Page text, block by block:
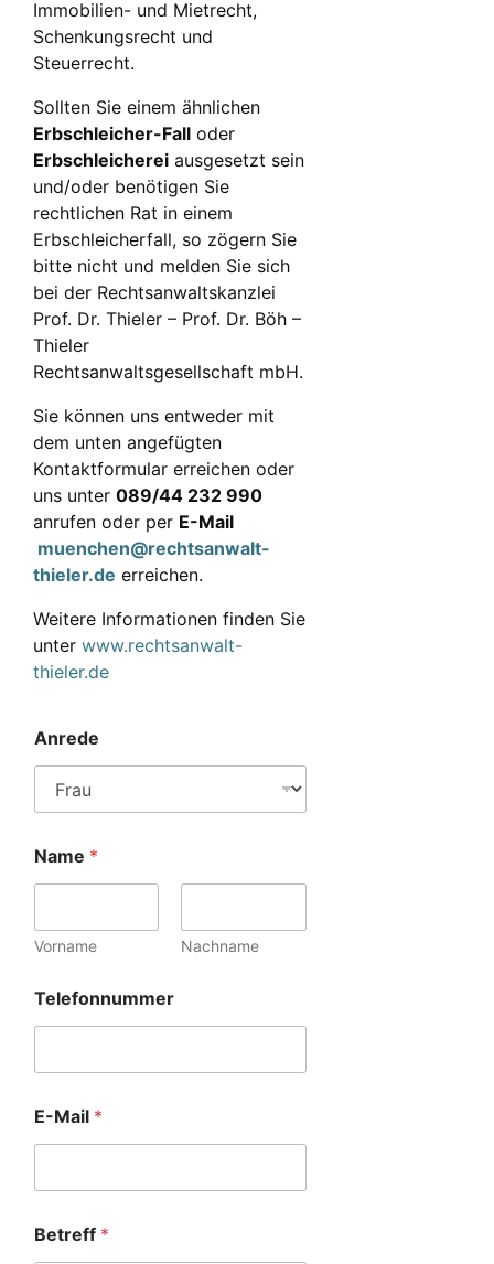
Immobilien- und Mietrecht,
Schenkungsrecht und
Steuerrecht.
Sollten Sie einem ähnlichen
Erbschleicher-Fall oder
Erbschleicherei ausgesetzt sein
und/oder benötigen Sie
rechtlichen Rat in einem
Erbschleicherfall, so zögern Sie
bitte nicht und melden Sie sich
bei der Rechtsanwaltskanzlei
Prof. Dr. Thieler – Prof. Dr. Böh –
Thieler
Rechtsanwaltsgesellschaft mbH.
Sie können uns entweder mit
dem unten angefügten
Kontaktformular erreichen oder
uns unter 089/44 232 990
anrufen oder per E-Mail
muenchen@rechtsanwalt-
thieler.de erreichen.
Weitere Informationen finden Sie
unter www.rechtsanwalt-
thieler.de
Anrede
Name *
Vorname Nachname
Telefonnummer
E-Mail *
Betreff *